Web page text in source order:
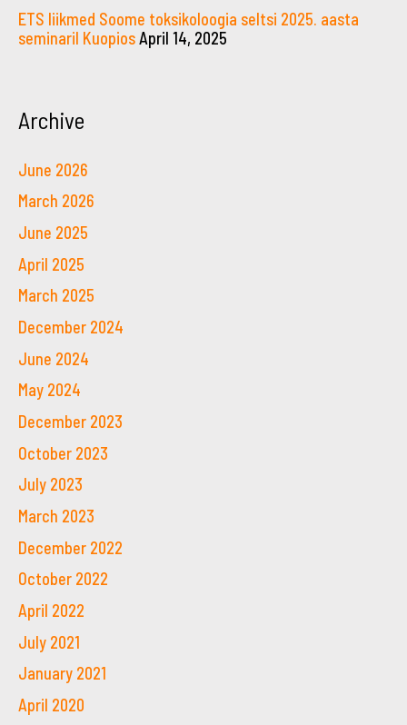
ETS liikmed Soome toksikoloogia seltsi 2025. aasta
seminaril KuopiosApril 14, 2025
Archive
June 2026
March 2026
June 2025
April 2025
March 2025
December 2024
June 2024
May 2024
December 2023
October 2023
July 2023
March 2023
December 2022
October 2022
April 2022
July 2021
January 2021
April 2020